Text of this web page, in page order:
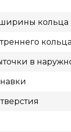
кольца
кольца
в